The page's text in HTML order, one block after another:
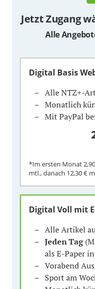
Jetzt Zugang
Alle
Digital Basis
Alle NTZ+-
Monatlich
Mit PayPal
*Im ersten Monat
mtl., danach 12,30 €
Digital Voll mit
Alle Artikel
Jeden Tag
als E-Paper
Vorabend
Sport am